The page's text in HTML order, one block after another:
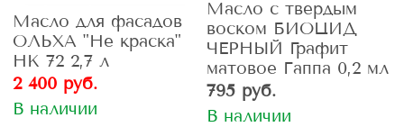
Масло для фасадов
ОЛЬХА "Не краска"
НК 72 2,7 л
2 400 руб.
В наличии
Масло с твердым
воском БИОЦИД
ЧЕРНЫЙ Графит
матовое Гаппа 0,2 мл
795 руб.
В наличии